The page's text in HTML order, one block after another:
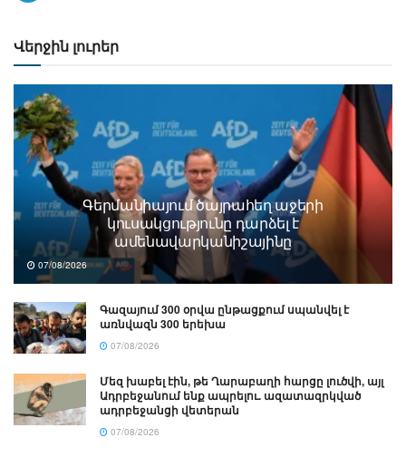
Վերջին լուրեր
Գերմանիայում ծայրահեղ աջերի
կուսակցությունը դարձել է
ամենավարկանիշայինը
07/08/2026
Գազայում 300 օրվա ընթացքում սպանվել է
առնվազն 300 երեխա
07/08/2026
Մեզ խաբել էին, թե Ղարաբաղի հարցը լուծվի, այլ
Ադրբեջանում ենք ապրելու. ազատազրկված
ադրբեջանցի վետերան
07/08/2026